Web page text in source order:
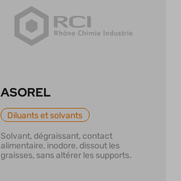
ASOREL
Diluants et solvants
Solvant, dégraissant, contact
alimentaire, inodore, dissout les
graisses, sans altérer les supports.